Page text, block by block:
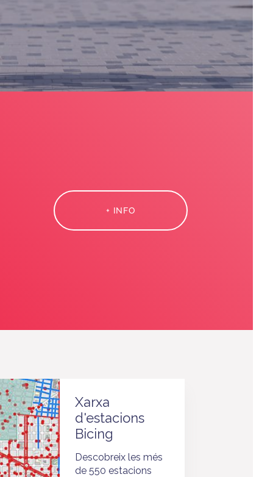
+ INFO
Xarxa
d'estacions
Bicing
Descobreix les més
de 550 estacions